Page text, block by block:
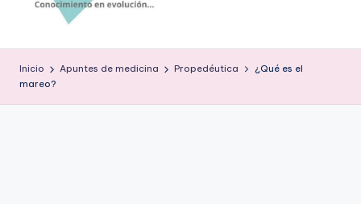
o
m
estudio,
Inicio Apuntes de medicina Propedéutica
¿Qué es el
mareo?